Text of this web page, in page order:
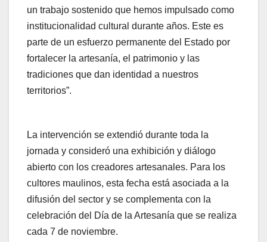
un trabajo sostenido que hemos impulsado como
institucionalidad cultural durante años. Este es
parte de un esfuerzo permanente del Estado por
fortalecer la artesanía, el patrimonio y las
tradiciones que dan identidad a nuestros
territorios”.
La intervención se extendió durante toda la
jornada y consideró una exhibición y diálogo
abierto con los creadores artesanales. Para los
cultores maulinos, esta fecha está asociada a la
difusión del sector y se complementa con la
celebración del Día de la Artesanía que se realiza
cada 7 de noviembre.